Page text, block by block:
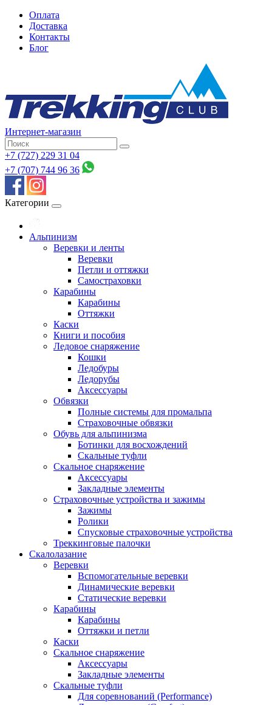
Оплата
Доставка
Контакты
Блог
Интернет-магазин
+7 (727) 229 31 04
+7 (707) 744 96 36
Категории
Альпинизм
Веревки и ленты
Веревки
Петли и оттяжки
Самостраховки
Карабины
Карабины
Оттяжки
Каски
Книги и пособия
Ледовое снаряжение
Кошки
Ледобуры
Ледорубы
Аксессуары
Обвязки
Полные системы для промальпа
Страховочные обвязки
Обувь для альпинизма
Ботинки для восхождений
Скальные туфли
Скальное снаряжение
Аксессуары
Закладные элементы
Страховочные устройства и зажимы
Зажимы
Ролики
Спусковые страховочные устройства
Треккинговые палочки
Скалолазание
Веревки
Вспомогательные веревки
Динамические веревки
Статические веревки
Карабины
Карабины
Оттяжки и петли
Каски
Скальное снаряжение
Аксессуары
Закладные элементы
Скальные туфли
Для соревнований (Performance)